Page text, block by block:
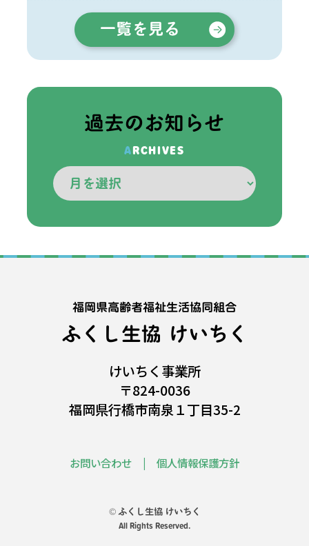
過去のお知らせ
ARCHIVES
福岡県高齢者福祉生活協同組合
ふくし生協 けいちく
けいちく事業所
〒824-0036
福岡県行橋市南泉１丁目35-2
お問い合わせ 個人情報保護方針
© ふくし生協 けいちく
All Rights Reserved.